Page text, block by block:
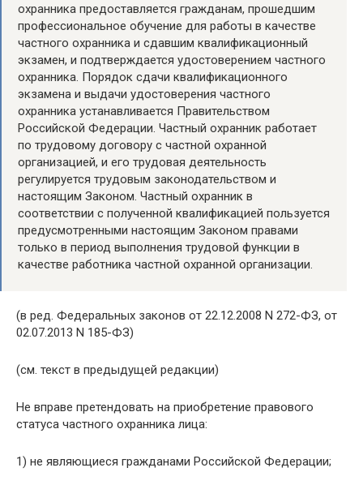
охранника предоставляется гражданам, прошедшим
профессиональное обучение для работы в качестве
частного охранника и сдавшим квалификационный
экзамен, и подтверждается удостоверением частного
охранника. Порядок сдачи квалификационного
экзамена и выдачи удостоверения частного
охранника устанавливается Правительством
Российской Федерации. Частный охранник работает
по трудовому договору с частной охранной
организацией, и его трудовая деятельность
регулируется трудовым законодательством и
настоящим Законом. Частный охранник в
соответствии с полученной квалификацией пользуется
предусмотренными настоящим Законом правами
только в период выполнения трудовой функции в
качестве работника частной охранной организации.
(в ред. Федеральных законов от 22.12.2008 N 272-ФЗ, от
02.07.2013 N 185-ФЗ)
(см. текст в предыдущей редакции)
Не вправе претендовать на приобретение правового
статуса частного охранника лица:
1) не являющиеся гражданами Российской Федерации;